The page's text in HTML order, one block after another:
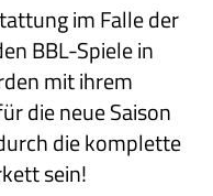
im Falle der
BBL-Spiele in
mit ihrem
die neue Saison
die komplette
sein!